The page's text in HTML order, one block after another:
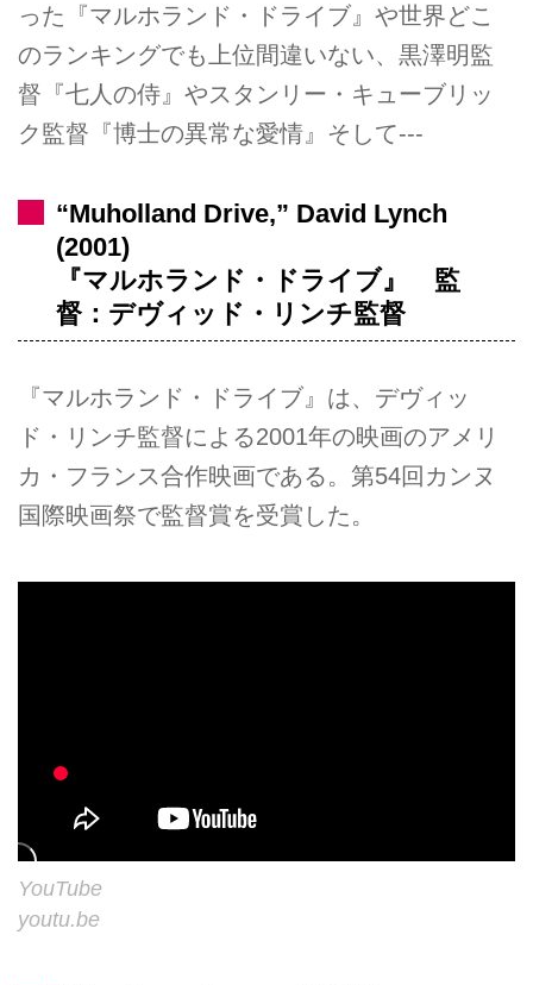
った『マルホランド・ドライブ』や世界どこ
のランキングでも上位間違いない、黒澤明監
督『七人の侍』やスタンリー・キューブリッ
ク監督『博士の異常な愛情』そして---
“Muholland Drive,” David Lynch
(2001)
『マルホランド・ドライブ』 監
督：デヴィッド・リンチ監督
『マルホランド・ドライブ』は、デヴィッ
ド・リンチ監督による2001年の映画のアメリ
カ・フランス合作映画である。第54回カンヌ
国際映画祭で監督賞を受賞した。
YouTube
youtu.be